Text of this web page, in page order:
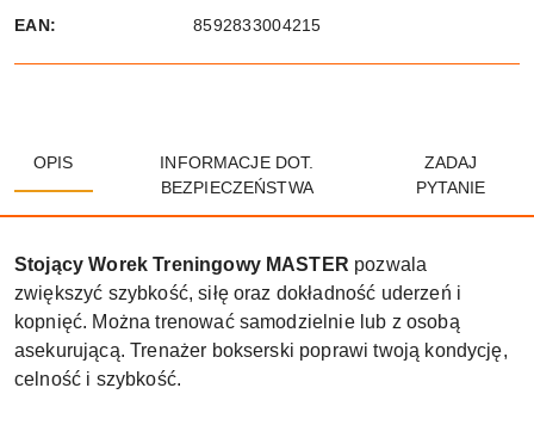
EAN: 8592833004215
OPIS
INFORMACJE DOT.
BEZPIECZEŃSTWA
ZADAJ
PYTANIE
Stojący Worek Treningowy MASTER pozwala
zwiększyć szybkość, siłę oraz dokładność uderzeń i
kopnięć. Można trenować samodzielnie lub z osobą
asekurującą. Trenażer bokserski poprawi twoją kondycję,
celność i szybkość.